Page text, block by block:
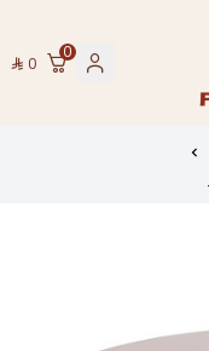
0
0